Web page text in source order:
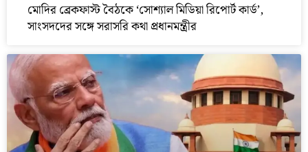
মোদির ব্রেকফাস্ট বৈঠকে ‘সোশ্যাল মিডিয়া রিপোর্ট কার্ড’,
সাংসদদের সঙ্গে সরাসরি কথা প্রধানমন্ত্রীর